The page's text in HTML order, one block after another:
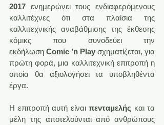
2017 ενημερώνει τους ενδιαφερόμενους
καλλιτέχνες ότι στα πλαίσια της
καλλιτεχνικής αναβάθμισης της έκθεσης
κόμικς που συνοδεύει την
εκδήλωση Comic ’n Play σχηματίζεται, για
πρώτη φορά, μια καλλιτεχνική επιτροπή η
οποία θα αξιολογήσει τα υποβληθέντα
έργα.
Η επιτροπή αυτή είναι πενταμελής και τα
μέλη της αποτελούνται από ανθρώπους